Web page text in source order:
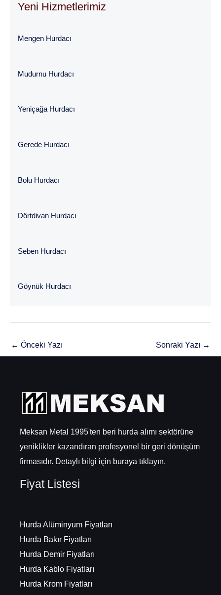
Yeni Hizmetlerimiz
Mengen Hurdacı
Mudurnu Hurdacı
Yeniçağa Hurdacı
Gerede Hurdacı
Bolu Hurdacı
Dörtdivan Hurdacı
Seben Hurdacı
Göynük Hurdacı
← Önceki Yazı Sonraki Yazı →
Meksan Metal 1995'ten beri hurda alımı sektörüne
yeniklikler kazandıran profesyonel bir geri dönüşüm
firmasıdır. Detaylı bilgi için buraya tıklayın.
Fiyat Listesi
Hurda Alüminyum Fiyatları
Hurda Bakır Fiyatları
Hurda Demir Fiyatları
Hurda Kablo Fiyatları
Hurda Krom Fiyatları